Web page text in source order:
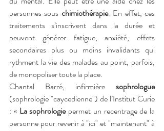
personnes sous chimiothérapie. En effet, ces
traitements s’inscrivent dans la durée et
peuvent générer fatigue, anxiété, effets
secondaires plus ou moins invalidants qui
rythment la vie des malades au point, parfois,
de monopoliser toute la place.
Chantal Barré, infirmière
sophrologue
(sophrologie "caycedienne") de l’Institut Curie
: « La sophrologie permet un recentrage de la
personne pour revenir à "ici" et "maintenant" à